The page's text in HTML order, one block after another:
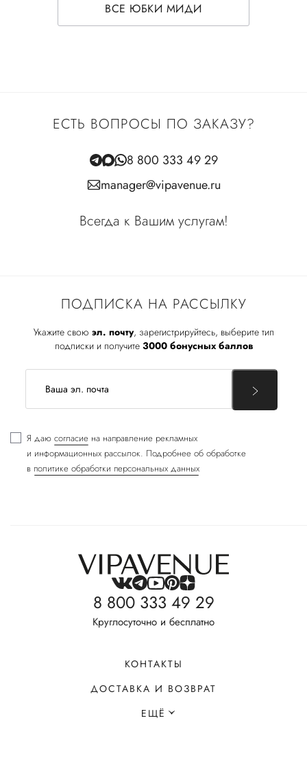
ВСЕ ЮБКИ МИДИ
ПОДПИСКА НА РАССЫЛКУ
Укажите свою эл. почту, зарегистрируйтесь, выберите тип
подписки и получите 3000 бонусных баллов
Я даю согласие на направление рекламных
и информационных рассылок. Подробнее об обработке
в политике обработки персональных данных
ЕСТЬ ВОПРОСЫ ПО ЗАКАЗУ?
8 800 333 49 29
manager@vipavenue.ru
Всегда к Вашим услугам!
8 800 333 49 29
Круглосуточно и бесплатно
КОНТАКТЫ
ДОСТАВКА И ВОЗВРАТ
ЕЩЁ